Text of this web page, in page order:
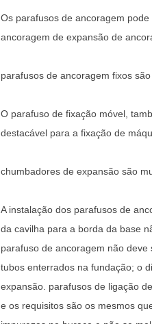
Os parafusos de ancoragem
ancoragem de expansão de
parafusos de ancoragem fixos
O parafuso de fixação móvel,
destacável para a fixação de
chumbadores de expansão são
A instalação dos parafusos de
da cavilha para a borda da base
parafuso de ancoragem não
tubos enterrados na fundação; o
expansão. parafusos de ligação
e os requisitos são os mesmos